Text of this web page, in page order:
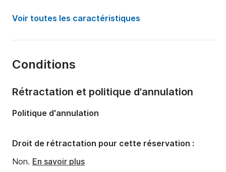
Puissance moteur:
Capacité à bord:
Voir toutes les caractéristiques
Conditions
Rétractation et politique d'annulation
Politique d'annulation
Droit de rétractation pour cette réservation :
Non. En savoir plus